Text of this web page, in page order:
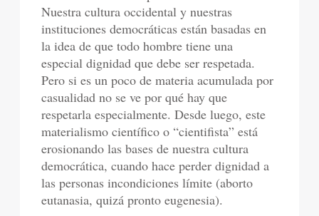
Nuestra cultura occidental y nuestras
instituciones democráticas están basadas en
la idea de que todo hombre tiene una
especial dignidad que debe ser respetada.
Pero si es un poco de materia acumulada por
casualidad no se ve por qué hay que
respetarla especialmente. Desde luego, este
materialismo científico o “cientifista” está
erosionando las bases de nuestra cultura
democrática, cuando hace perder dignidad a
las personas incondiciones límite (aborto
eutanasia, quizá pronto eugenesia).